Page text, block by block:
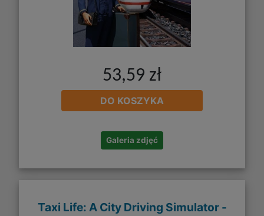
53,59 zł
DO KOSZYKA
Galeria zdjęć
Taxi Life: A City Driving Simulator -